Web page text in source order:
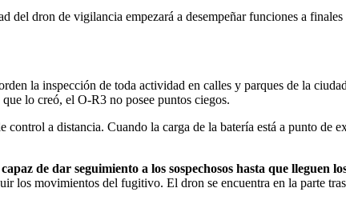
dron de vigilancia empezará a desempeñar funciones a
la inspección de toda actividad en calles y parques de la
lo creó, el O-R3 no posee puntos ciegos.
control a distancia. Cuando la carga de la batería está a punto de
capaz de dar seguimiento a los sospechosos hasta que lleguen
los movimientos del fugitivo. El dron se encuentra en la parte